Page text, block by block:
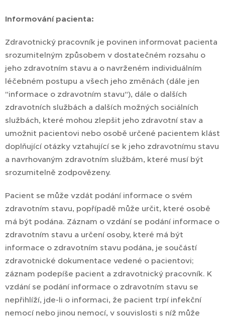
Informování pacienta:
Zdravotnický pracovník je povinen informovat pacienta
srozumitelným způsobem v dostatečném rozsahu o
jeho zdravotním stavu a o navrženém individuálním
léčebném postupu a všech jeho změnách (dále jen
"informace o zdravotním stavu"), dále o dalších
zdravotních službách a dalších možných sociálních
službách, které mohou zlepšit jeho zdravotní stav a
umožnit pacientovi nebo osobě určené pacientem klást
doplňující otázky vztahující se k jeho zdravotnímu stavu
a navrhovaným zdravotním službám, které musí být
srozumitelně zodpovězeny.
Pacient se může vzdát podání informace o svém
zdravotním stavu, popřípadě může určit, které osobě
má být podána. Záznam o vzdání se podání informace o
zdravotním stavu a určení osoby, které má být
informace o zdravotním stavu podána, je součástí
zdravotnické dokumentace vedené o pacientovi;
záznam podepíše pacient a zdravotnický pracovník. K
vzdání se podání informace o zdravotním stavu se
nepřihlíží, jde-li o informaci, že pacient trpí infekční
nemocí nebo jinou nemocí, v souvislosti s níž může